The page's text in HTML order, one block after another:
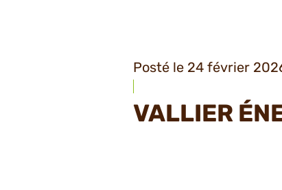
Posté le 24 février
VALLIER